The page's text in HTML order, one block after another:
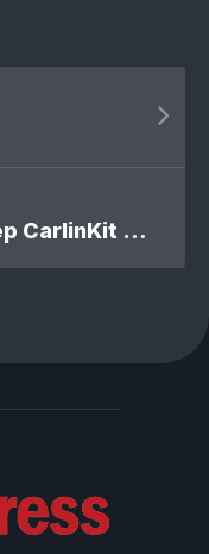
Беспроводной адаптер CarlinKit Mini Ultra 3